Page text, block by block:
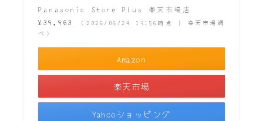
Panasonic Store Plus 楽天市場店
¥39,963
（2026/06/24 19:56時点 | 楽天市場調
べ）
Amazon
楽天市場
Yahooショッピング